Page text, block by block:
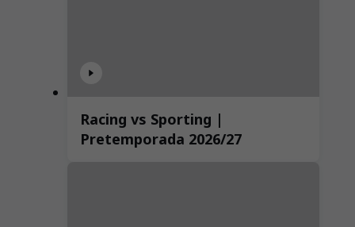
Racing vs Sporting |
Pretemporada 2026/27